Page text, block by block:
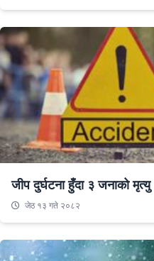
जीप दुर्घटना हुँदा ३ जनाको मृत्यु
जेठ १३ गते २०८२